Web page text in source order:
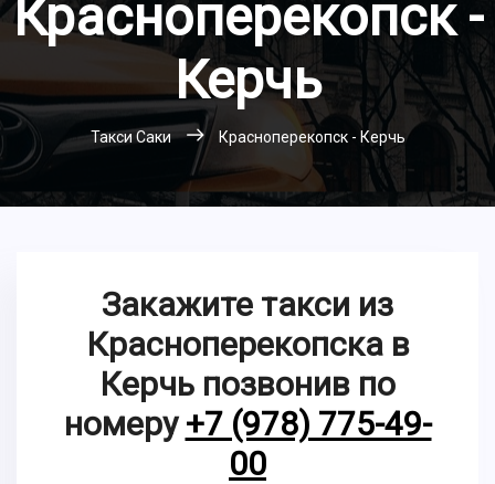
Красноперекопск -
Керчь
Такси Саки Красноперекопск - Керчь
Закажите такси из
Красноперекопска в
Керчь позвонив по
номеру +7 (978) 775-49-
00